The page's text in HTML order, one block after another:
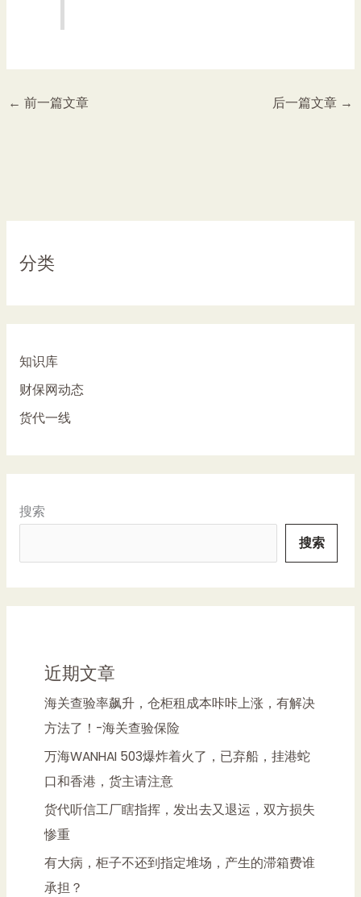
分类
知识库
财保网动态
货代一线
搜索
搜索
近期文章
海关查验率飙升，仓柜租成本咔咔上涨，有解决
方法了！-海关查验保险
万海WANHAI 503爆炸着火了，已弃船，挂港蛇
口和香港，货主请注意
货代听信工厂瞎指挥，发出去又退运，双方损失
惨重
有大病，柜子不还到指定堆场，产生的滞箱费谁
承担？
← 前一篇文章 后一篇文章 →